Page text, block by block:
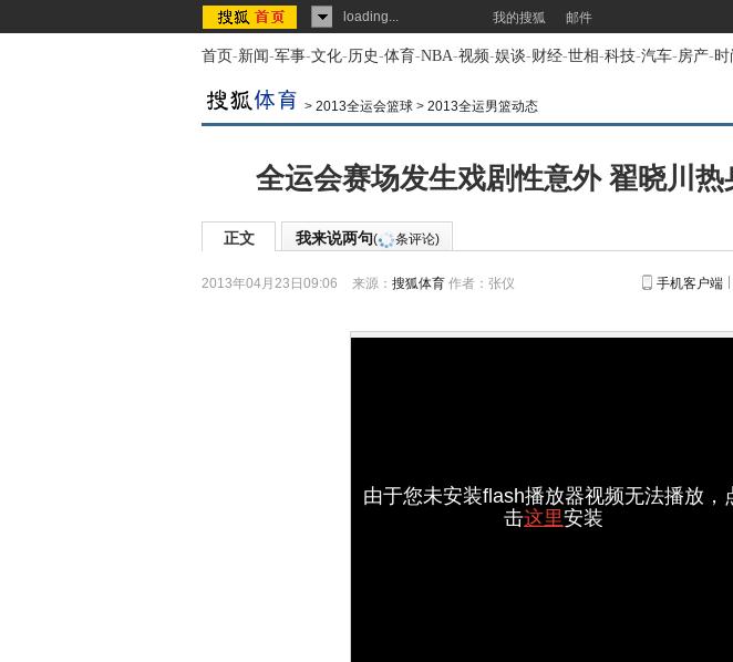
loading... 我的搜狐 邮件
首页-新闻-军事-文化-历史-体育-NBA-视频-娱谈-财经-世相-科技-汽车-房产-时
> 2013全运会篮球 > 2013全运男篮动态
全运会赛场发生戏剧性意外 翟晓川热
正文 我来说两句( 条评论)
2013年04月23日09:06 来源： 搜狐体育 作者：张仪 手机客户端
由于您未安装flash播放器视频无法播放，
击这里安装